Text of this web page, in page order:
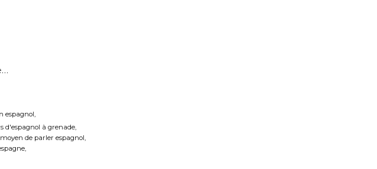
espagnol
d'espagnol à grenade
de parler espagnol